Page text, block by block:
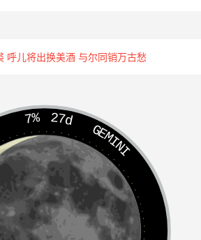
胃宿天仓星君
昴宿天目星君
万福宫
毕宿天耳星君
禁上天中
化灵宫
呼儿将出换美酒 与尔同销万古愁
7% 27d
GEMINI